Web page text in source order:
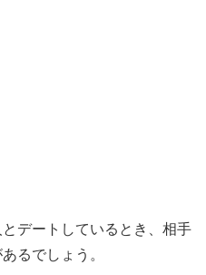
デートしているとき、相手
るでしょう。